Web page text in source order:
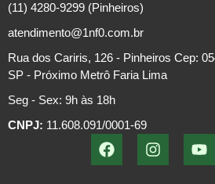
(11) 4280-9299 (Pinheiros)
atendimento@1nf0.com.br
Rua dos Cariris, 126 - Pinheiros Cep:
SP - Próximo Metrô Faria Lima
Seg - Sex: 9h às 18h
CNPJ: 11.608.091/0001-69